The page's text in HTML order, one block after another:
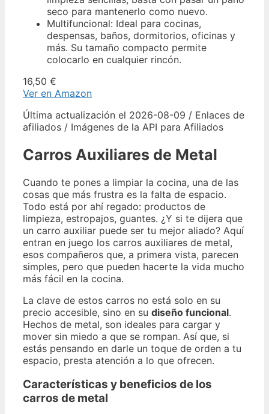
seco para mantenerlo como nuevo.
Multifuncional: Ideal para cocinas,
despensas, baños, dormitorios, oficinas y
más. Su tamaño compacto permite
colocarlo en cualquier rincón.
16,50 €
Ver en Amazon
Última actualización el 2026-08-09 / Enlaces de
afiliados / Imágenes de la API para Afiliados
Carros Auxiliares de Metal
Cuando te pones a limpiar la cocina, una de las
cosas que más frustra es la falta de espacio.
Todo está por ahí regado: productos de
limpieza, estropajos, guantes. ¿Y si te dijera que
un carro auxiliar puede ser tu mejor aliado? Aquí
entran en juego los carros auxiliares de metal,
esos compañeros que, a primera vista, parecen
simples, pero que pueden hacerte la vida mucho
más fácil en la cocina.
La clave de estos carros no está solo en su
precio accesible, sino en su diseño funcional.
Hechos de metal, son ideales para cargar y
mover sin miedo a que se rompan. Así que, si
estás pensando en darle un toque de orden a tu
espacio, presta atención a lo que ofrecen.
Características y beneficios de los
carros de metal